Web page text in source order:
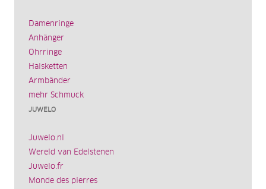
Damenringe
Anhänger
Ohrringe
Halsketten
Armbänder
mehr Schmuck
JUWELO
Juwelo.nl
Wereld van Edelstenen
Juwelo.fr
Monde des pierres